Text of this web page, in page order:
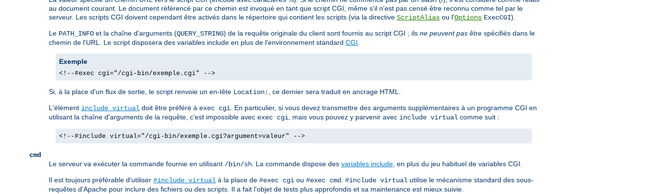
au document courant. Le document référencé par ce chemin est invoqué en tant que script CGI, même s'il n'est pas censé être reconnu comme tel par le
serveur. Les scripts CGI doivent cependant être activés dans le répertoire qui contient les scripts (via la directive ScriptAlias ou l'Options ExecCGI).
Le PATH_INFO et la chaîne d'arguments (QUERY_STRING) de la requête originale du client sont fournis au script CGI ; ils ne peuvent pas être spécifiés dans le
chemin de l'URL. Le script disposera des variables include en plus de l'environnement standard CGI.
Exemple
<!--#exec cgi="/cgi-bin/exemple.cgi" -->
Si, à la place d'un flux de sortie, le script renvoie un en-tête Location: , ce dernier sera traduit en ancrage HTML.
L'élément include virtual doit être préféré à exec cgi. En particulier, si vous devez transmettre des arguments supplémentaires à un programme CGI en
utilisant la chaîne d'arguments de la requête, c'est impossible avec exec cgi, mais vous pouvez y parvenir avec include virtual comme suit :
<!--#include virtual="/cgi-bin/exemple.cgi?argument=valeur" -->
cmd
Le serveur va exécuter la commande fournie en utilisant /bin/sh. La commande dispose des variables include, en plus du jeu habituel de variables CGI.
Il est toujours préférable d'utiliser #include virtual à la place de #exec cgi ou #exec cmd. #include virtual utilise le mécanisme standard des sous-
requêtes d'Apache pour inclure des fichiers ou des scripts. Il a fait l'objet de tests plus approfondis et sa maintenance est mieux suivie.